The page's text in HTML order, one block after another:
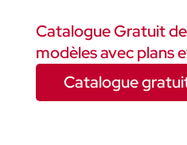
Catalogue Gratuit
modèles avec plans
Catalogue